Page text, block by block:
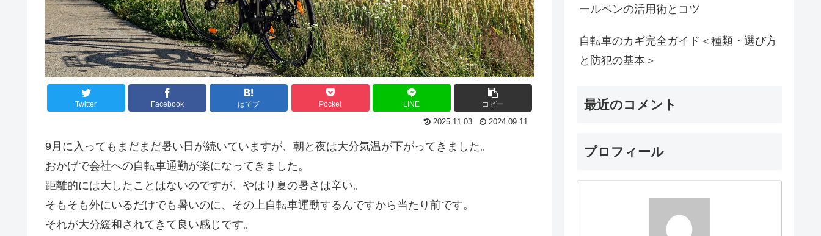
Twitter Facebook はてブ Pocket LINE コピー
2025.11.03 2024.09.11
9月に入ってもまだまだ暑い日が続いていますが、朝と夜は大分気温が下がってきました。
おかげで会社への自転車通勤が楽になってきました。
距離的には大したことはないのですが、やはり夏の暑さは辛い。
そもそも外にいるだけでも暑いのに、その上自転車運動するんですから当たり前です。
それが大分緩和されてきて良い感じです。
ールペンの活用術とコツ
自転車のカギ完全ガイド＜種類・選び方
と防犯の基本＞
最近のコメント
プロフィール